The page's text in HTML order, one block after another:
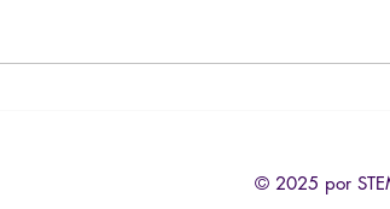
Roda de
© 2025 por